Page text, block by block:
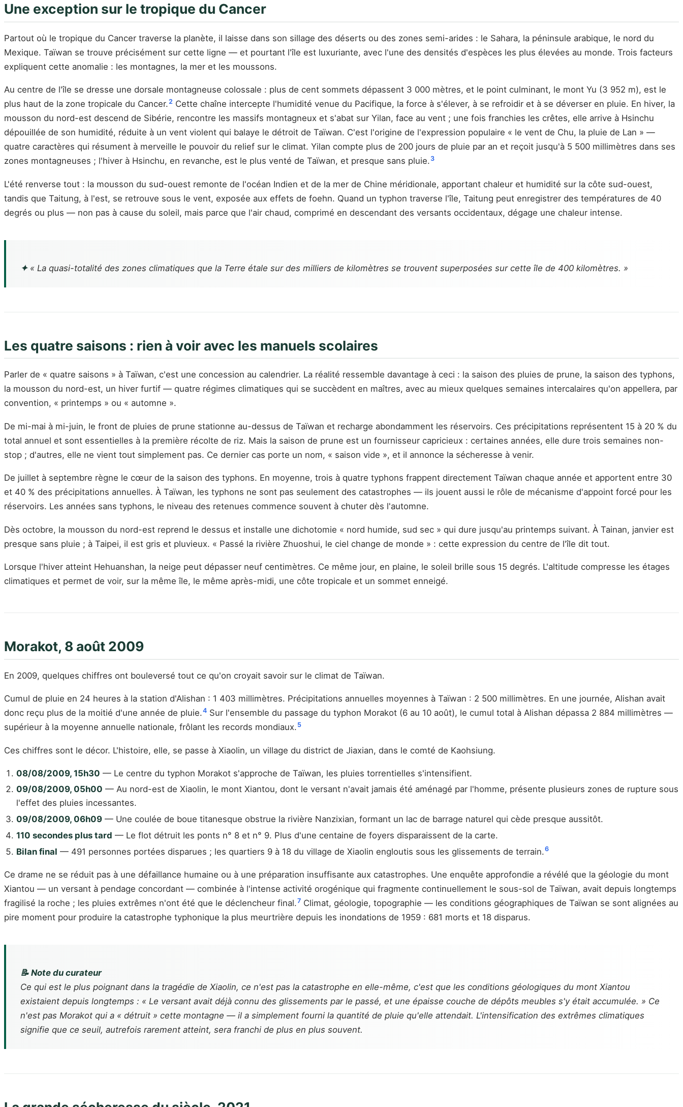
Une exception sur le tropique du Cancer
Partout où le tropique du Cancer traverse la planète, il laisse dans son sillage des déserts ou des zones semi-arides : le Sahara, la péninsule arabique, le nord du
Mexique. Taïwan se trouve précisément sur cette ligne — et pourtant l'île est luxuriante, avec l'une des densités d'espèces les plus élevées au monde. Trois facteurs
expliquent cette anomalie : les montagnes, la mer et les moussons.
Au centre de l'île se dresse une dorsale montagneuse colossale : plus de cent sommets dépassent 3 000 mètres, et le point culminant, le mont Yu (3 952 m), est le
plus haut de la zone tropicale du Cancer.2 Cette chaîne intercepte l'humidité venue du Pacifique, la force à s'élever, à se refroidir et à se déverser en pluie. En hiver, la
mousson du nord-est descend de Sibérie, rencontre les massifs montagneux et s'abat sur Yilan, face au vent ; une fois franchies les crêtes, elle arrive à Hsinchu
dépouillée de son humidité, réduite à un vent violent qui balaye le détroit de Taïwan. C'est l'origine de l'expression populaire « le vent de Chu, la pluie de Lan » —
quatre caractères qui résument à merveille le pouvoir du relief sur le climat. Yilan compte plus de 200 jours de pluie par an et reçoit jusqu'à 5 500 millimètres dans ses
zones montagneuses ; l'hiver à Hsinchu, en revanche, est le plus venté de Taïwan, et presque sans pluie. 3
L'été renverse tout : la mousson du sud-ouest remonte de l'océan Indien et de la mer de Chine méridionale, apportant chaleur et humidité sur la côte sud-ouest,
tandis que Taitung, à l'est, se retrouve sous le vent, exposée aux effets de foehn. Quand un typhon traverse l'île, Taitung peut enregistrer des températures de 40
degrés ou plus — non pas à cause du soleil, mais parce que l'air chaud, comprimé en descendant des versants occidentaux, dégage une chaleur intense.
✦« La quasi-totalité des zones climatiques que la Terre étale sur des milliers de kilomètres se trouvent superposées sur cette île de 400 kilomètres. »
Les quatre saisons : rien à voir avec les manuels scolaires
Parler de « quatre saisons » à Taïwan, c'est une concession au calendrier. La réalité ressemble davantage à ceci : la saison des pluies de prune, la saison des typhons,
la mousson du nord-est, un hiver furtif — quatre régimes climatiques qui se succèdent en maîtres, avec au mieux quelques semaines intercalaires qu'on appellera, par
convention, « printemps » ou « automne ».
De mi-mai à mi-juin, le front de pluies de prune stationne au-dessus de Taïwan et recharge abondamment les réservoirs. Ces précipitations représentent 15 à 20 % du
total annuel et sont essentielles à la première récolte de riz. Mais la saison de prune est un fournisseur capricieux : certaines années, elle dure trois semaines non-
stop ; d'autres, elle ne vient tout simplement pas. Ce dernier cas porte un nom, « saison vide », et il annonce la sécheresse à venir.
De juillet à septembre règne le cœur de la saison des typhons. En moyenne, trois à quatre typhons frappent directement Taïwan chaque année et apportent entre 30
et 40 % des précipitations annuelles. À Taïwan, les typhons ne sont pas seulement des catastrophes — ils jouent aussi le rôle de mécanisme d'appoint forcé pour les
réservoirs. Les années sans typhons, le niveau des retenues commence souvent à chuter dès l'automne.
Dès octobre, la mousson du nord-est reprend le dessus et installe une dichotomie « nord humide, sud sec » qui dure jusqu'au printemps suivant. À Tainan, janvier est
presque sans pluie ; à Taipei, il est gris et pluvieux. « Passé la rivière Zhuoshui, le ciel change de monde » : cette expression du centre de l'île dit tout.
Lorsque l'hiver atteint Hehuanshan, la neige peut dépasser neuf centimètres. Ce même jour, en plaine, le soleil brille sous 15 degrés. L'altitude compresse les étages
climatiques et permet de voir, sur la même île, le même après-midi, une côte tropicale et un sommet enneigé.
Morakot, 8 août 2009
En 2009, quelques chiffres ont bouleversé tout ce qu'on croyait savoir sur le climat de Taïwan.
Cumul de pluie en 24 heures à la station d'Alishan : 1 403 millimètres. Précipitations annuelles moyennes à Taïwan : 2 500 millimètres. En une journée, Alishan avait
donc reçu plus de la moitié d'une année de pluie.4 Sur l'ensemble du passage du typhon Morakot (6 au 10 août), le cumul total à Alishan dépassa 2 884 millimètres —
supérieur à la moyenne annuelle nationale, frôlant les records mondiaux. 5
Ces chiffres sont le décor. L'histoire, elle, se passe à Xiaolin, un village du district de Jiaxian, dans le comté de Kaohsiung.
08/08/2009, 15h30 — Le centre du typhon Morakot s'approche de Taïwan, les pluies torrentielles s'intensifient.
09/08/2009, 05h00 — Au nord-est de Xiaolin, le mont Xiantou, dont le versant n'avait jamais été aménagé par l'homme, présente plusieurs zones de rupture sous
l'effet des pluies incessantes.
09/08/2009, 06h09 — Une coulée de boue titanesque obstrue la rivière Nanzixian, formant un lac de barrage naturel qui cède presque aussitôt.
110 secondes plus tard — Le flot détruit les ponts n° 8 et n° 9. Plus d'une centaine de foyers disparaissent de la carte.
Bilan final — 491 personnes portées disparues ; les quartiers 9 à 18 du village de Xiaolin engloutis sous les glissements de terrain.6
Ce drame ne se réduit pas à une défaillance humaine ou à une préparation insuffisante aux catastrophes. Une enquête approfondie a révélé que la géologie du mont
Xiantou — un versant à pendage concordant — combinée à l'intense activité orogénique qui fragmente continuellement le sous-sol de Taïwan, avait depuis longtemps
fragilisé la roche ; les pluies extrêmes n'ont été que le déclencheur final.7 Climat, géologie, topographie — les conditions géographiques de Taïwan se sont alignées au
pire moment pour produire la catastrophe typhonique la plus meurtrière depuis les inondations de 1959 : 681 morts et 18 disparus.
📝 Note du curateur
Ce qui est le plus poignant dans la tragédie de Xiaolin, ce n'est pas la catastrophe en elle-même, c'est que les conditions géologiques du mont Xiantou
existaient depuis longtemps : « Le versant avait déjà connu des glissements par le passé, et une épaisse couche de dépôts meubles s'y était accumulée. » Ce
n'est pas Morakot qui a « détruit » cette montagne — il a simplement fourni la quantité de pluie qu'elle attendait. L'intensification des extrêmes climatiques
signifie que ce seuil, autrefois rarement atteint, sera franchi de plus en plus souvent.